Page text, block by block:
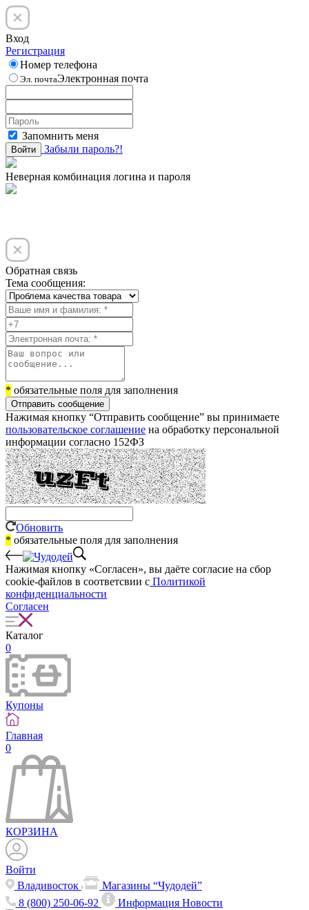
Вход
Регистрация
Номер телефона
Эл. почтаЭлектронная почта
Запомнить меня
Войти Забыли пароль?!
Неверная комбинация логина и пароля
Обратная связь
Тема сообщения:
* обязательные поля для заполнения
Отправить сообщение
Нажимая кнопку “Отправить сообщение” вы принимаете
пользовательское соглашение на обработку персональной
информации согласно 152ФЗ
Обновить
* обязательные поля для заполнения
Нажимая кнопку «Согласен», вы даёте cогласие на сбор
cookie-файлов в соответсвии с Политикой
конфиденциальности
Согласен
Каталог
0
Купоны
Главная
0
КОРЗИНА
Войти
Владивосток
Магазины “Чудодей”
8 (800) 250-06-92
ИнформацияНовости